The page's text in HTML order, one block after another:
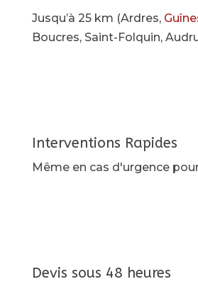
Jusqu’à 25 km (Ardres,
Boucres, Saint-Folquin,
Interventions Rapides
Même en cas d'urgence
Devis sous 48 heures